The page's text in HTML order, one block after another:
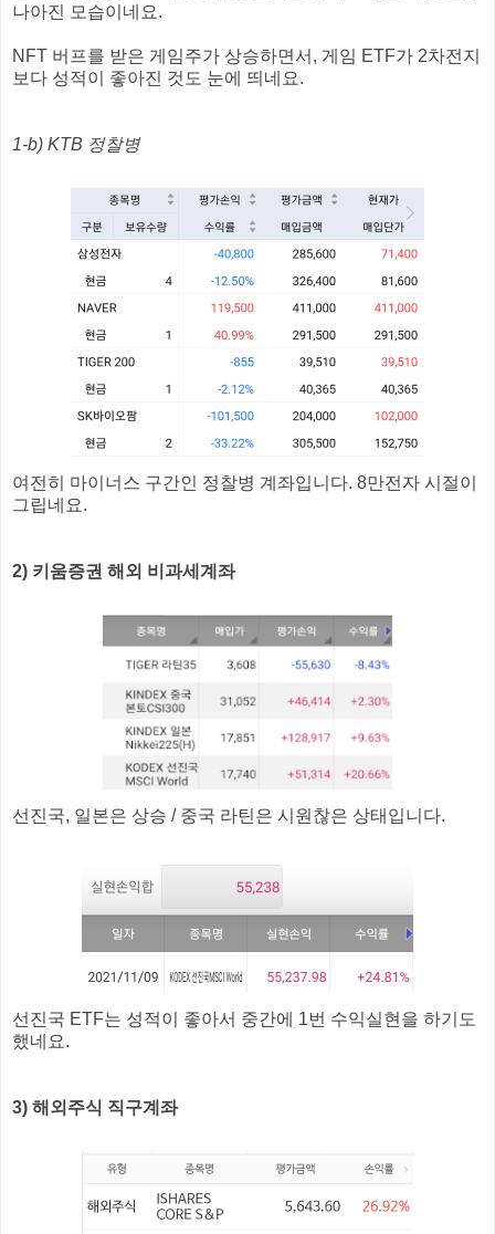
나아진 모습이네요.
NFT 버프를 받은 게임주가 상승하면서, 게임 ETF가 2차전지
보다 성적이 좋아진 것도 눈에 띄네요.
1-b) KTB 정찰병
여전히 마이너스 구간인 정찰병 계좌입니다. 8만전자 시절이
그립네요.
2) 키움증권 해외 비과세계좌
선진국, 일본은 상승 / 중국 라틴은 시원찮은 상태입니다.
선진국 ETF는 성적이 좋아서 중간에 1번 수익실현을 하기도
했네요.
3) 해외주식 직구계좌